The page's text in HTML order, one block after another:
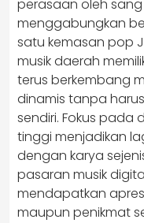
perasaan oleh
menggabungkan
satu kemasan pop
musik daerah
terus berkembang
dinamis tanpa
sendiri. Fokus pada
tinggi menjadikan
dengan karya
pasaran musik
mendapatkan
maupun penikmat